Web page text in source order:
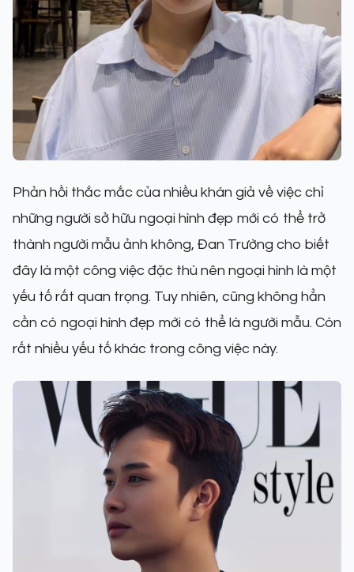
Phản hồi thắc mắc của nhiều khán giả về việc chỉ
những người sở hữu ngoại hình đẹp mới có thể trở
thành người mẫu ảnh không, Đan Trường cho biết
đây là một công việc đặc thù nên ngoại hình là một
yếu tố rất quan trọng. Tuy nhiên, cũng không hẳn
cần có ngoại hình đẹp mới có thể là người mẫu. Còn
rất nhiều yếu tố khác trong công việc này.